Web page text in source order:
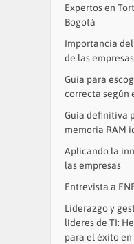
Expertos en
Bogotá
Importancia
de las empresas
Guía para
correcta según
Guía definitiva
memoria RAM
Aplicando la
las empresas
Entrevista a
Liderazgo y
líderes de TI:
para el éxito